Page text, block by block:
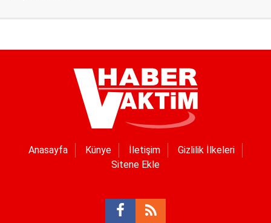
Anasayfa Künye İletişim
Gizlilik İlkeleri
Sitene Ekle